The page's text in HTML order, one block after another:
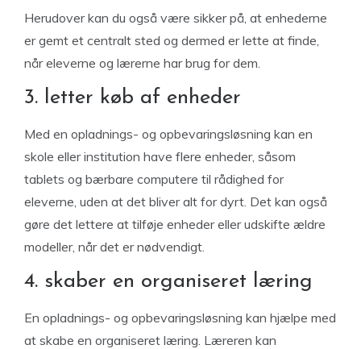
Herudover kan du også være sikker på, at enhederne
er gemt et centralt sted og dermed er lette at finde,
når eleverne og lærerne har brug for dem.
3. letter køb af enheder
Med en opladnings- og opbevaringsløsning kan en
skole eller institution have flere enheder, såsom
tablets og bærbare computere til rådighed for
eleverne, uden at det bliver alt for dyrt. Det kan også
gøre det lettere at tilføje enheder eller udskifte ældre
modeller, når det er nødvendigt.
4. skaber en organiseret læring
En opladnings- og opbevaringsløsning kan hjælpe med
at skabe en organiseret læring. Læreren kan